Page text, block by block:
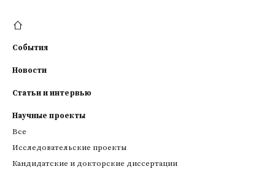
События
Новости
Статьи и интервью
Научные проекты
Все
Исследовательские проекты
Кандидатские и докторские диссертации